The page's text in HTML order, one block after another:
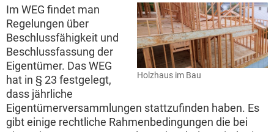
Holzhaus im Bau
Im WEG findet man
Regelungen über
Beschlussfähigkeit und
Beschlussfassung der
Eigentümer. Das WEG
hat in § 23 festgelegt,
dass jährliche
Eigentümerversammlungen stattzufinden haben. Es
gibt einige rechtliche Rahmenbedingungen die bei